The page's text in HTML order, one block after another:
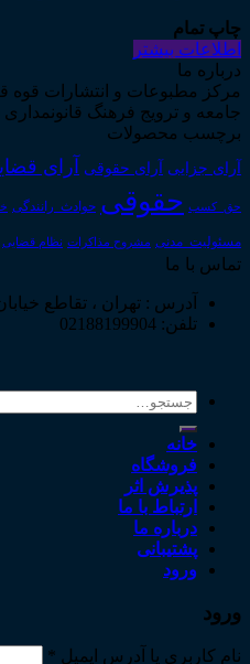
چاپ تمام
اطلاعات بیشتر
درباره ما
جامعه و ترویج فرهنگ قانونمداری (بند ۱۶ و ۱۰) ابلاغیه ۱۳۸۱/۷/۲۸ شروع به
برچسب محصولات
آرای جزایی آرای حقوقی آرای
حق_کسب حقوقی حوادث_رانندگی
مسئولیت_مدنی مشروح مذاکرات نظام قضایی
تماس با ما
آدرس : تهران ، تقاطع
تلفن: 02188199904
جستجو
خانه
فروشگاه
پذیرش اثر
ارتباط با ما
درباره ما
پشتیبانی
ورود
ورود
نام کاربری یا آدرس ایمیل *